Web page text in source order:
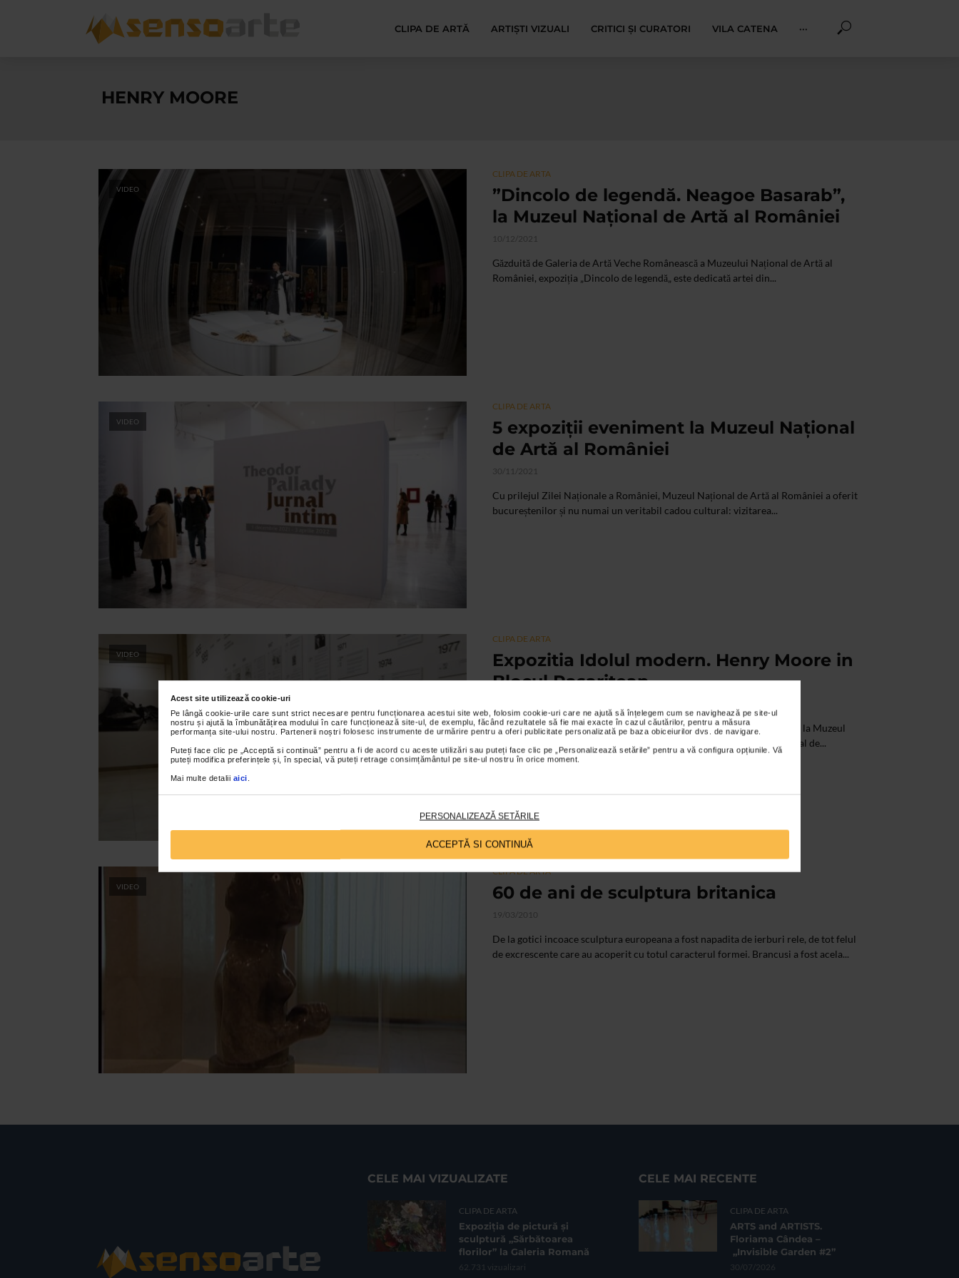
Acest site utilizează cookie-uri
Pe lângă cookie-urile care sunt strict necesare pentru funcționarea acestui site web, folosim cookie-uri care ne ajută să înțelegem cum se navighează pe site-ul
nostru și ajută la îmbunătățirea modului în care funcționează site-ul, de exemplu, făcând rezultatele să fie mai exacte în cazul căutărilor, pentru a măsura
performanța site-ului nostru. Partenerii noștri folosesc instrumente de urmărire pentru a oferi publicitate personalizată pe baza obiceiurilor dvs. de navigare.
Puteți face clic pe „Acceptă si continuă” pentru a fi de acord cu aceste utilizări sau puteți face clic pe „Personalizează setările” pentru a vă configura opțiunile. Vă
puteți modifica preferințele și, în special, vă puteți retrage consimțământul pe site-ul nostru în orice moment.
Mai multe detalii aici
PERSONALIZEAZĂ SETĂRILE
ACCEPTĂ SI CONTINUĂ
CLIPA DE ARTĂ ARTIȘTI VIZUALI CRITICI ȘI CURATORI VILA CATENA ···
HENRY MOORE
VIDEO
CLIPA DE ARTA
”Dincolo de legendă. Neagoe Basarab”,
la Muzeul Național de Artă al României
10/12/2021
Găzduită de Galeria de Artă Veche Românească a Muzeului Național de Artă al
României, expoziția „Dincolo de legendă„ este dedicată artei din...
VIDEO
CLIPA DE ARTA
5 expoziții eveniment la Muzeul Național
de Artă al României
30/11/2021
Cu prilejul Zilei Naționale a României, Muzeul Național de Artă al României a oferit
bucureștenilor și nu numai un veritabil cadou cultural: vizitarea...
VIDEO
CLIPA DE ARTA
Expozitia Idolul modern. Henry Moore in
Blocul Rasaritean
Expozitia "Idolul modern. Henry Moore in Blocul Rasaritean" deschisa la Muzeul
National de Arta al Romaniei, prezinta un proiect colectiv transnational de...
VIDEO
CLIPA DE ARTA
60 de ani de sculptura britanica
19/03/2010
De la gotici incoace sculptura europeana a fost napadita de ierburi rele, de tot felul
de excrescente care au acoperit cu totul caracterul formei. Brancusi a fost acela...
CELE MAI VIZUALIZATE
CLIPA DE ARTA
Expoziția de pictură și
sculptură „Sărbătoarea
florilor” la Galeria Romană
62.731 vizualizari
CELE MAI RECENTE
CLIPA DE ARTA
ARTS and ARTISTS.
Floriama Cândea –
„Invisible Garden #2”
30/07/2026